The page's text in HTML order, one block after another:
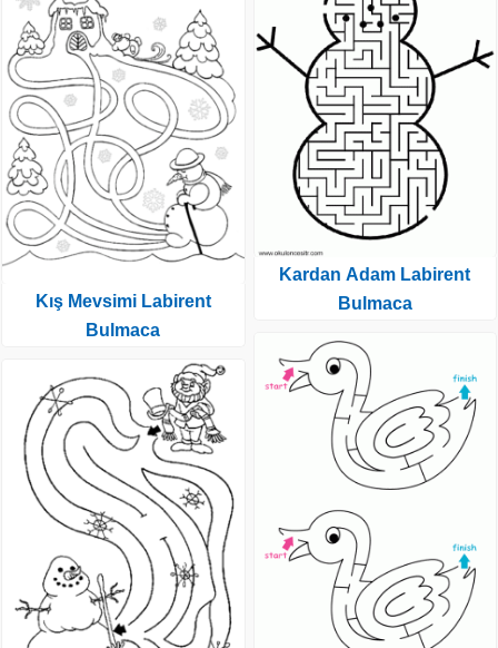
Kış Mevsimi Labirent
Bulmaca
Kardan Adam Labirent
Bulmaca